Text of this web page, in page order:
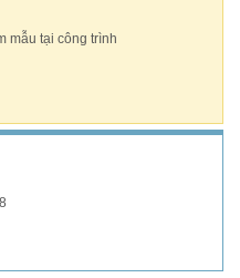
mẫu tại công trình